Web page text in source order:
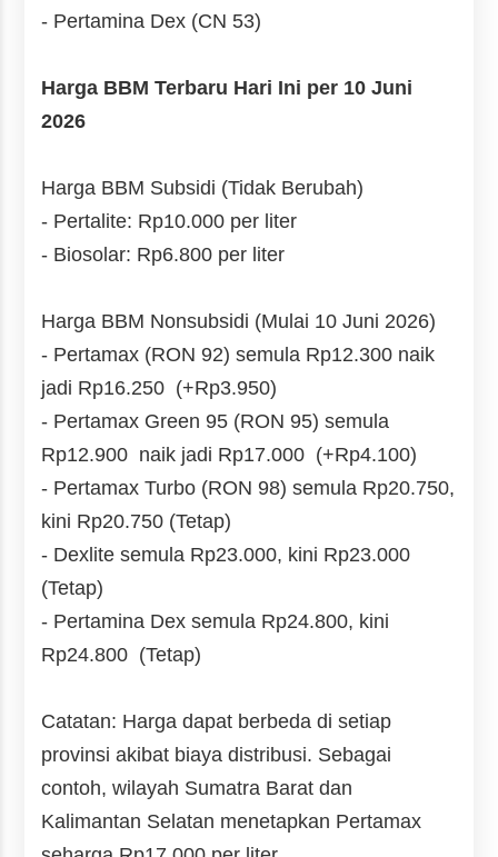
- Pertamina Dex (CN 53)
Harga BBM Terbaru Hari Ini per 10 Juni
2026
Harga BBM Subsidi (Tidak Berubah)
- Pertalite: Rp10.000 per liter
- Biosolar: Rp6.800 per liter
Harga BBM Nonsubsidi (Mulai 10 Juni 2026)
- Pertamax (RON 92) semula Rp12.300 naik
jadi Rp16.250 (+Rp3.950)
- Pertamax Green 95 (RON 95) semula
Rp12.900 naik jadi Rp17.000 (+Rp4.100)
- Pertamax Turbo (RON 98) semula Rp20.750,
kini Rp20.750 (Tetap)
- Dexlite semula Rp23.000, kini Rp23.000
(Tetap)
- Pertamina Dex semula Rp24.800, kini
Rp24.800 (Tetap)
Catatan: Harga dapat berbeda di setiap
provinsi akibat biaya distribusi. Sebagai
contoh, wilayah Sumatra Barat dan
Kalimantan Selatan menetapkan Pertamax